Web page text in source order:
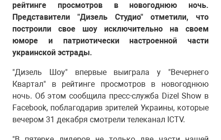
рейтинге просмотров в новогоднюю ночь.
Представители "Дизель Студио" отметили, что
построили свое шоу исключительно на своем
юморе и патриотически настроенной части
украинской эстрады.
"Дизель Шоу" впервые выиграла у "Вечернего
Квартал" в рейтинге просмотров в новогоднюю
ночь. Об этом сообщила пресс-служба Dizel Show в
Facebook, поблагодарив зрителей Украины, которые
вечером 31 декабря смотрели телеканал ICTV.